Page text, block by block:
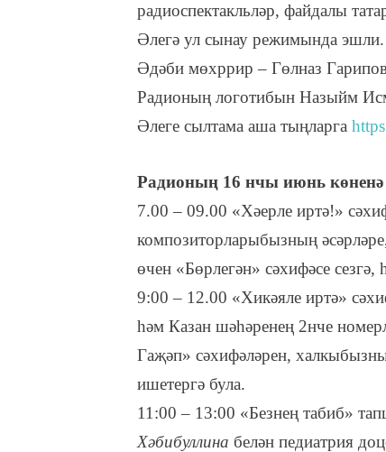
радиоспектакльләр, файдалы
Әлегә ул сынау режимында эшли.
Әдәби мөхррир – Гөлназ
Радионың логотибын Назыйм
Әлеге сылтама аша тыңларга
Радионың 16 нчы июнь
7.00 – 09.00 «Хәерле иртә!»
композиторларыбызның
өчен «Бөрлегән» сәхифәсе
9:00 – 12.00 «Хикәяле иртә»
һәм Казан шәһәренең 2нче
Гаҗәп» cәхифәләрен,
ишетергә була.
11:00 – 13:00 «Безнең табиб»
Хәбибуллина белән педиатрия